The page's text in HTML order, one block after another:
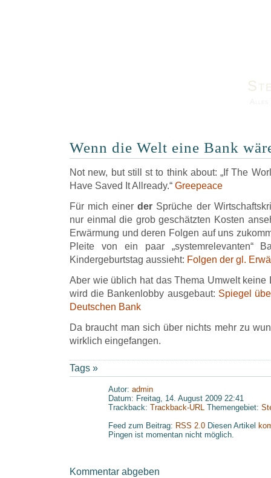
Wenn die Welt eine Bank
Not new, but still st to think about: „If The
Have Saved It Allready.“ Greepeace
Für mich einerder Sprüche der
nur einmal die grob geschätzten Kosten
Erwärmung und deren Folgen auf uns
Pleite von ein paar „systemrelevanten“
Kindergeburtstag aussieht: Folgen der gl.
Aber wie üblich hat das Thema Umwelt keine
wird die Bankenlobby ausgebaut: Spiegel
Deutschen Bank
Da braucht man sich über nichts mehr zu
wirklich eingefangen.
Tags »
Autor: admin
Datum: Freitag, 14. August 2009 22:41
Trackback: Trackback-URL Themengebiet:
Feed zum Beitrag: RSS 2.0 Diesen Artikel
Pingen ist momentan nicht möglich.
Kommentar abgeben